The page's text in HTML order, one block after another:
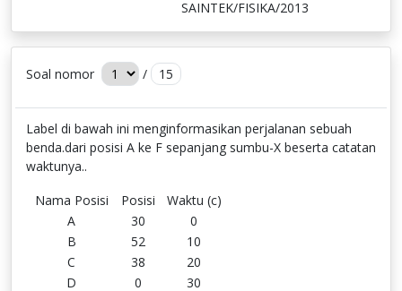
SAINTEK/FISIKA/2013
Soal nomor / 15
Label di bawah ini menginformasikan perjalanan sebuah
benda.dari posisi A ke F sepanjang sumbu-X beserta catatan
waktunya..
Nama Posisi
Posisi
Waktu (c)
A
30
0
B
52
10
C
38
20
D
0
30